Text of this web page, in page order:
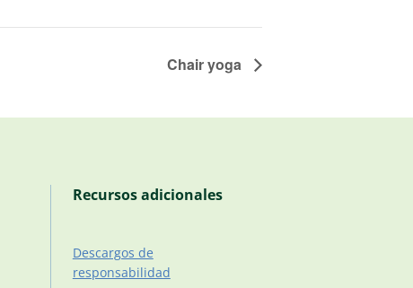
Chair yoga
Recursos adicionales
Descargos de
responsabilidad